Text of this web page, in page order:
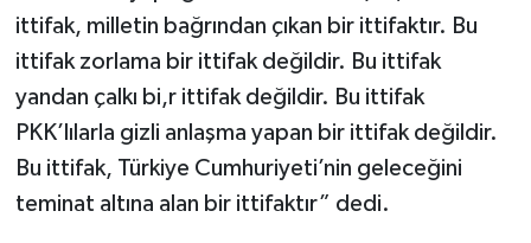
ittifak, milletin bağrından çıkan bir ittifaktır. Bu
ittifak zorlama bir ittifak değildir. Bu ittifak
yandan çalkı bi,r ittifak değildir. Bu ittifak
PKK’lılarla gizli anlaşma yapan bir ittifak değildir.
Bu ittifak, Türkiye Cumhuriyeti’nin geleceğini
teminat altına alan bir ittifaktır” dedi.